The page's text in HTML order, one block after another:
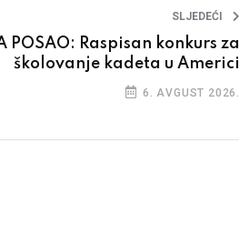
SLJEDEĆI
POSAO: Raspisan konkurs za
školovanje kadeta u Americi
6. AVGUST 2026.